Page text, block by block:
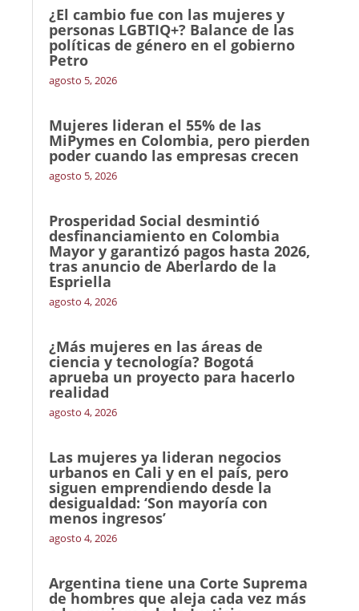
¿El cambio fue con las mujeres y
personas LGBTIQ+? Balance de las
políticas de género en el gobierno
Petro
agosto 5, 2026
Mujeres lideran el 55% de las
MiPymes en Colombia, pero pierden
poder cuando las empresas crecen
agosto 5, 2026
Prosperidad Social desmintió
desfinanciamiento en Colombia
Mayor y garantizó pagos hasta 2026,
tras anuncio de Aberlardo de la
Espriella
agosto 4, 2026
¿Más mujeres en las áreas de
ciencia y tecnología? Bogotá
aprueba un proyecto para hacerlo
realidad
agosto 4, 2026
Las mujeres ya lideran negocios
urbanos en Cali y en el país, pero
siguen emprendiendo desde la
desigualdad: ‘Son mayoría con
menos ingresos’
agosto 4, 2026
Argentina tiene una Corte Suprema
de hombres que aleja cada vez más